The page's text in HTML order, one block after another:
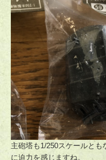
主砲塔も1/250スケールと
に迫力を感じますね。